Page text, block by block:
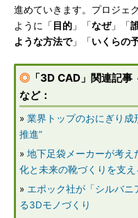
進めていきます。プロジェ
ように「 目的 」「なぜ」「
ような方法で」「いくらの
◎ 「3D CAD」関連記
など：
» 業界トップのおにぎり成
推進”
» 地下足袋メーカーが考え
化と未来の靴づくりを支
» エポック社が「シルバ
る3Dモノづくり